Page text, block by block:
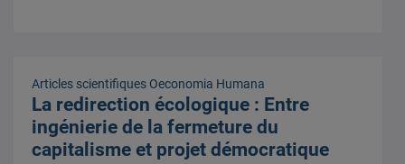
Articles scientifiques Oeconomia Humana
La redirection écologique : Entre
ingénierie de la fermeture du
capitalisme et projet démocratique